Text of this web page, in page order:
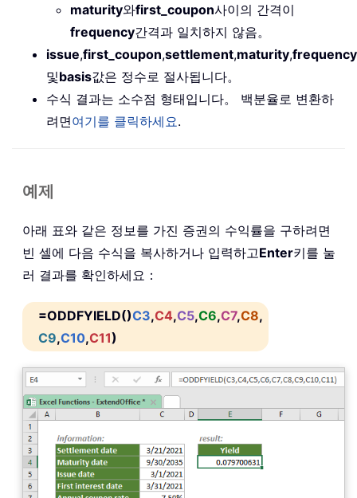
maturity와first_coupon사이의 간격이
frequency간격과 일치하지 않음。
issue,first_coupon,settlement,maturity,frequency
및basis값은 정수로 절사됩니다。
수식 결과는 소수점 형태입니다。 백분율로 변환하
려면여기를 클릭하세요.
예제
아래 표와 같은 정보를 가진 증권의 수익률을 구하려면
빈 셀에 다음 수식을 복사하거나 입력하고Enter키를 눌
러 결과를 확인하세요：
=ODDFYIELD()C3,C4,C5,C6,C7,C8,
C9,C10,C11)